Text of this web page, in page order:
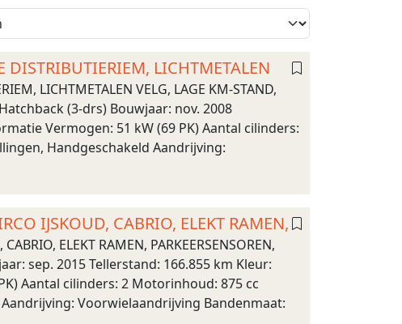
DISTRIBUTIERIEM, LICHTMETALEN
LICHTMETALEN VELG, LAGE KM-STAND,
(3-drs) Bouwjaar: nov. 2008
Vermogen: 51 kW (69 PK) Aantal cilinders:
Handgeschakeld Aandrijving:
IJSKOUD, CABRIO, ELEKT RAMEN,
ELEKT RAMEN, PARKEERSENSOREN,
sep. 2015 Tellerstand: 166.855 km Kleur:
Aantal cilinders: 2 Motorinhoud: 875 cc
Voorwielaandrijving Bandenmaat: